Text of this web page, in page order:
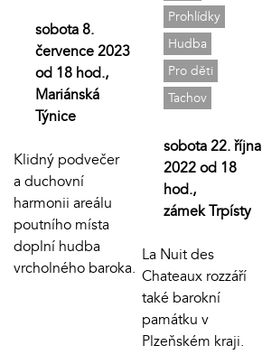
sobota 8.
července 2023
od 18 hod.,
Mariánská
Týnice
Klidný podvečer
a duchovní
harmonii areálu
poutního místa
doplní hudba
vrcholného baroka.
Prohlídky
Hudba
Pro děti
Tachov
sobota 22. října
2022 od 18
hod.,
zámek Trpísty
La Nuit des
Chateaux rozzáří
také barokní
památku v
Plzeňském kraji.